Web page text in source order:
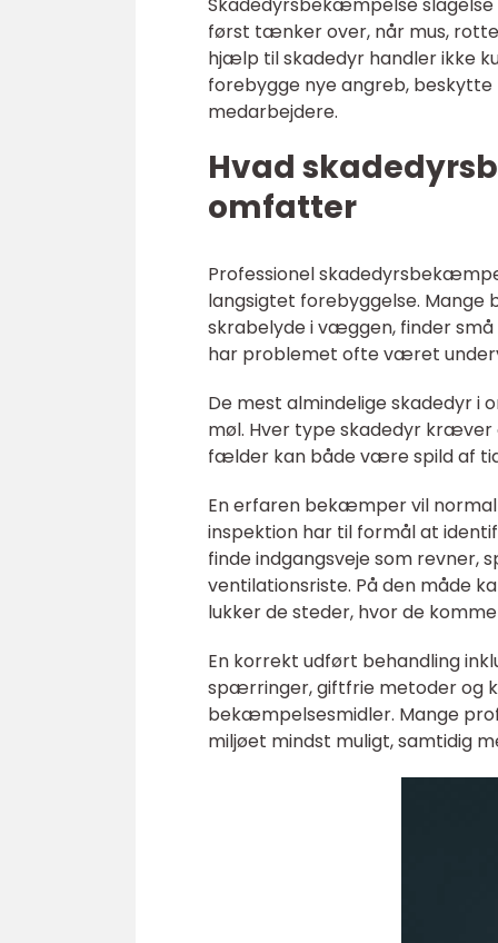
først tænker over, når mus,
hjælp til skadedyr handler ikke
forebygge nye angreb,
medarbejdere.
Hvad
omfatter
Professionel
langsigtet forebyggelse.
skrabelyde i væggen, finder
har problemet ofte været
De mest almindelige skadedyr i
møl. Hver type skadedyr
fælder kan både være spild af
En erfaren bekæmper vil
inspektion har til formål at
finde indgangsveje som
ventilationsriste. På den måde
lukker de steder, hvor de
En korrekt udført behandling
spærringer, giftfrie metoder og
bekæmpelsesmidler. Mange
miljøet mindst muligt, samtidig